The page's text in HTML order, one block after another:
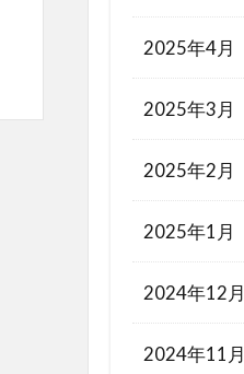
2025年4月
2025年3月
2025年2月
2025年1月
2024年12月
2024年11月